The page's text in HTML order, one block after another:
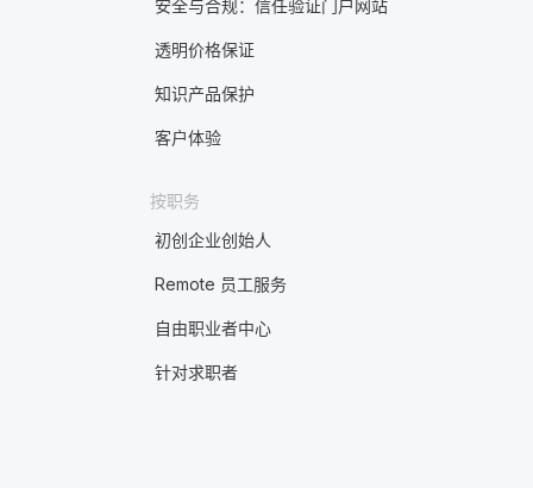
安全与合规：信任验证门户网站
透明价格保证
知识产品保护
客户体验
按职务
初创企业创始人
Remote 员工服务
自由职业者中心
针对求职者